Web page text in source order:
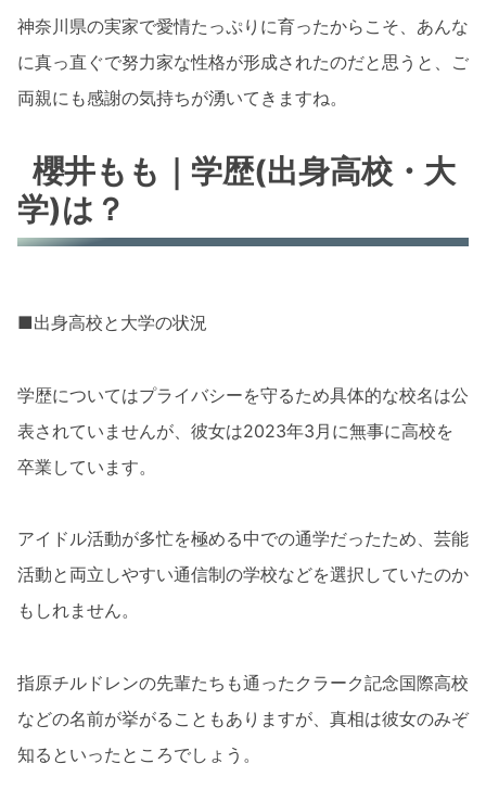
神奈川県の実家で愛情たっぷりに育ったからこそ、あんな
に真っ直ぐで努力家な性格が形成されたのだと思うと、ご
両親にも感謝の気持ちが湧いてきますね。
櫻井もも｜学歴(出身高校・大
学)は？
■出身高校と大学の状況
学歴についてはプライバシーを守るため具体的な校名は公
表されていませんが、彼女は2023年3月に無事に高校を
卒業しています。
アイドル活動が多忙を極める中での通学だったため、芸能
活動と両立しやすい通信制の学校などを選択していたのか
もしれません。
指原チルドレンの先輩たちも通ったクラーク記念国際高校
などの名前が挙がることもありますが、真相は彼女のみぞ
知るといったところでしょう。